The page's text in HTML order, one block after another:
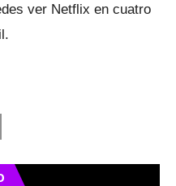
ver Netflix en cuatro